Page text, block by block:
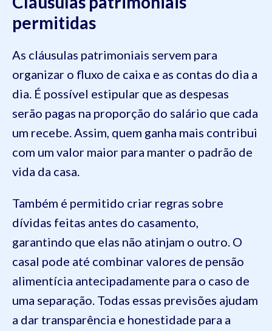
permitidas
As cláusulas patrimoniais servem para
organizar o fluxo de caixa e as contas do dia a
dia. É possível estipular que as despesas
serão pagas na proporção do salário que cada
um recebe. Assim, quem ganha mais contribui
com um valor maior para manter o padrão de
vida da casa.
Também é permitido criar regras sobre
dívidas feitas antes do casamento,
garantindo que elas não atinjam o outro. O
casal pode até combinar valores de pensão
alimentícia antecipadamente para o caso de
uma separação. Todas essas previsões ajudam
a dar transparência e honestidade para a